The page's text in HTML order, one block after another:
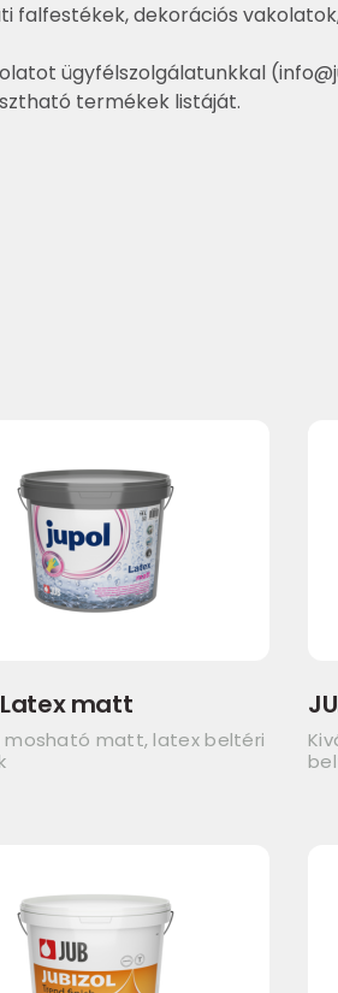
falfestékek, dekorációs
ügyfélszolgálatunkkal (
termékek listáját.
Latex matt
mosható matt, latex beltéri